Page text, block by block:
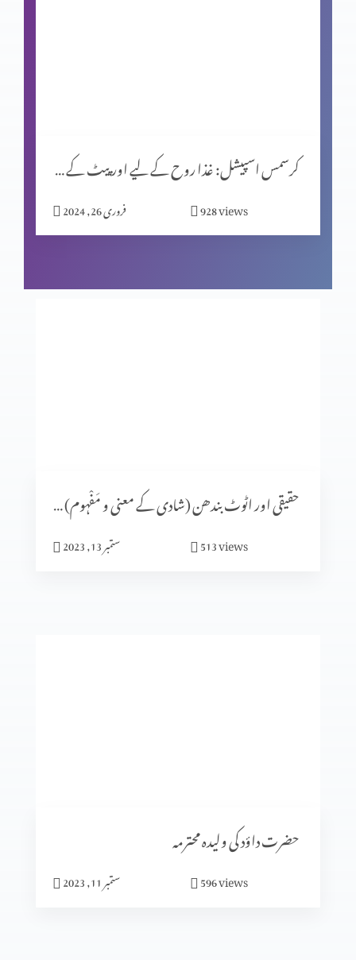
زندگی ایک پیغام ہے
شادی کا الٰہی منصوبہ (حصہ 4)
شادی کا الٰہی منصوبہ (حصہ2)
کرسمس اسپیشل: غذا روح کے لیے اور پیٹ کے لیے؟
فروری 26, 2024 928views
حقیقی اور اٹوٹ بندھن (شادی کے معنی و مَفْہوم) حصہ 1
ستمبر 13, 2023 513views
حضرت داؤد کی ولیدہ محترمہ
ستمبر 11, 2023 596views